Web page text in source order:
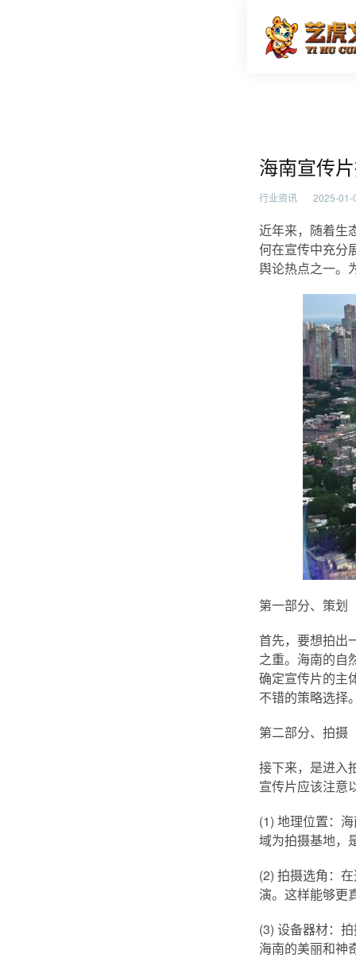
海南宣
海南宣传
行业资讯 2025-01-
近年来，随着生
何在宣传中充分
舆论热点之一。
第一部分、策划
首先，要想拍出
之重。海南的自
确定宣传片的主
不错的策略选择
第二部分、拍摄
接下来，是进入
宣传片应该注意
(1) 地理位置：
域为拍摄基地，
(2) 拍摄选角：
演。这样能够更
(3) 设备器材：
海南的美丽和神